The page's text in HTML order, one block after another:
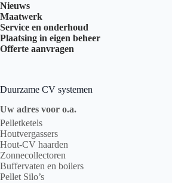
Nieuws
Maatwerk
Service en onderhoud
Plaatsing in eigen beheer
Offerte aanvragen
Duurzame CV systemen
Uw adres voor o.a.
Pelletketels
Houtvergassers
Hout-CV haarden
Zonnecollectoren
Buffervaten en boilers
Pellet Silo’s